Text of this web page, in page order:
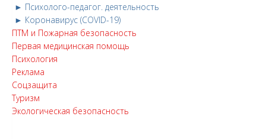
► Психолого-педагог. деятельность
► Коронавирус (COVID-19)
ПТМ и Пожарная безопасность
Первая медицинская помощь
Психология
Реклама
Соцзащита
Туризм
Экологическая безопасность